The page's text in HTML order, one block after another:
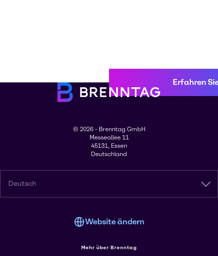
Erfahren
© 2026 - Brenntag GmbH
Messeallee 11
45131, Essen
Deutschland
Deutsch
Website ändern
Mehr über Brenntag